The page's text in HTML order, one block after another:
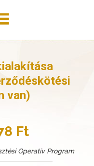
van)
Ft
Operatív Program